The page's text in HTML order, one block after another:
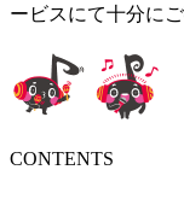
ービスにて十分に
CONTENTS